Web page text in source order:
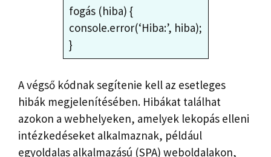
fogás (hiba) {
console.error(‘Hiba:’, hiba);
}
A végső kódnak segítenie kell az esetleges
hibák megjelenítésében. Hibákat találhat
azokon a webhelyeken, amelyek lekopás elleni
intézkedéseket alkalmaznak, például
egyoldalas alkalmazású (SPA) weboldalakon,